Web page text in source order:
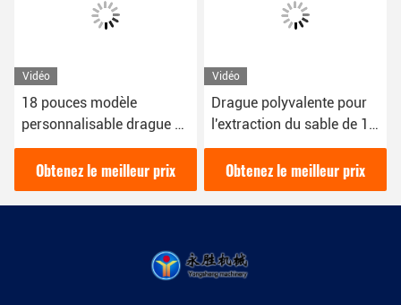
Vidéo
18 pouces modèle
personnalisable drague à
sable 50kw pour vos
besoins d'extraction de
sable
Obtenez le meilleur prix
Vidéo
Drague polyvalente pour
l'extraction du sable de 16
kW avec une couleur bleue
pour divers besoins
d'extraction du sable
Obtenez le meilleur prix